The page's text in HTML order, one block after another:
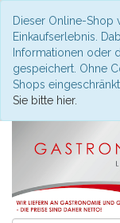
Dieser Online-Shop
Einkaufserlebnis.
Informationen oder
gespeichert. Ohne
Shops eingeschränkt.
Sie bitte hier.